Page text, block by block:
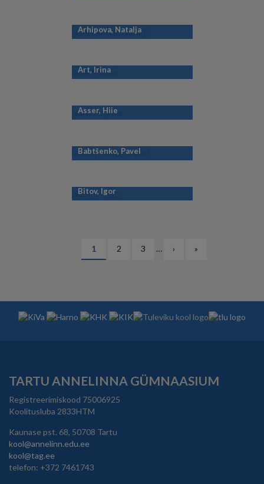
Arhipova, Natalja
Art, Irina
Asser, Hiie
Babtšenko, Pavel
Bitov, Igor
Eesolev
leht
1 Lehekülg
2 Lehekülg
3 …
Järgmine
›
Viimane
»
TARTU ANNELINNA GÜMNAASIUM
Registreerimiskood 75006925
Koolitusluba 2833HTM
Kaunase pst. 68, 50708 Tartu
kool@annelinn.edu.ee
kool@tag.ee
telefon: +372 7461743